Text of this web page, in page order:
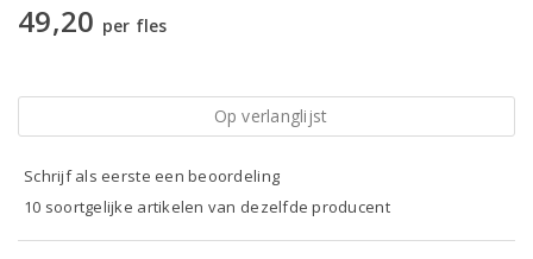
49,20 per fles
Op verlanglijst
Schrijf als eerste een beoordeling
10 soortgelijke artikelen van dezelfde producent